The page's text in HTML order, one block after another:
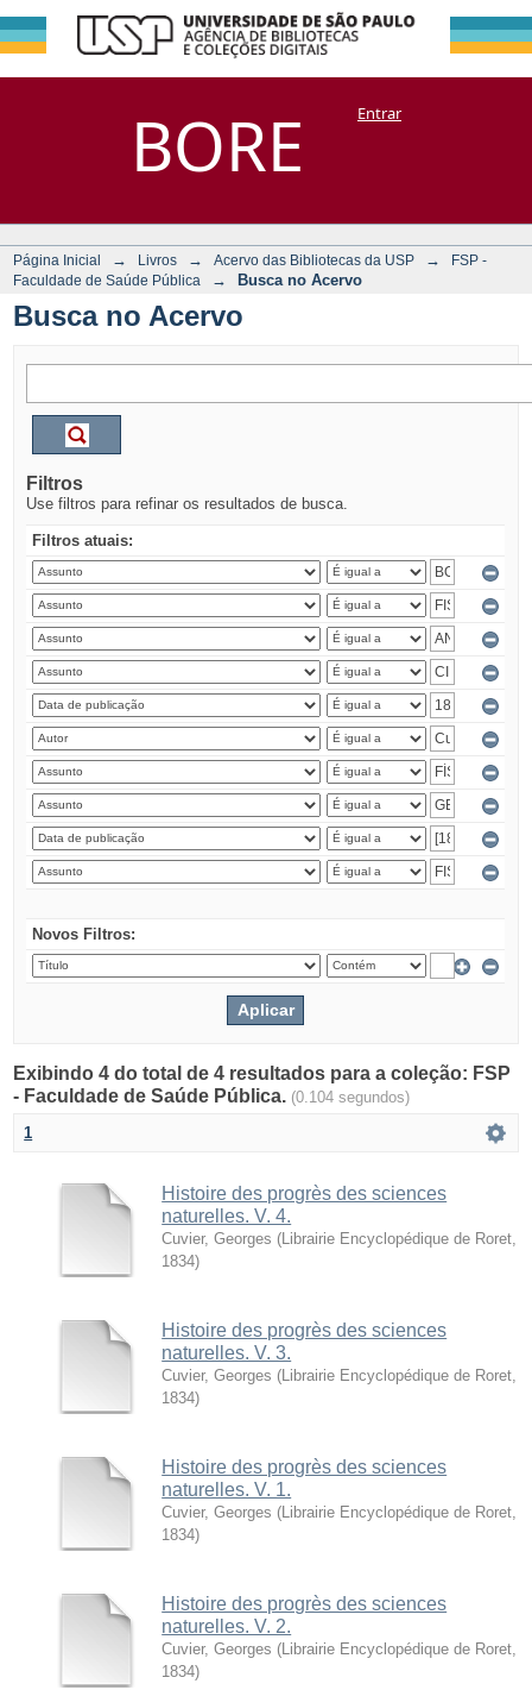
BORE
Busca no Acervo
DSpace/Manakin + CoriscoEntrar
Página Inicial → Livros → Acervo das Bibliotecas da USP →
FSP -
Faculdade de Saúde Pública
→ Busca no Acervo
Busca no Acervo
Filtros
Use filtros para refinar os resultados de busca.
Filtros atuais:
Novos Filtros:
Exibindo 4 do total de 4 resultados para a coleção: FSP
- Faculdade de Saúde Pública. (0.104 segundos)
1
Histoire des progrès des sciences
naturelles. V. 4.
Cuvier, Georges ( Librairie Encyclopédique de Roret
1834)
Histoire des progrès des sciences
naturelles. V. 3.
Cuvier, Georges ( Librairie Encyclopédique de Roret
1834)
Histoire des progrès des sciences
naturelles. V. 1.
Cuvier, Georges ( Librairie Encyclopédique de Roret
1834)
Histoire des progrès des sciences
naturelles. V. 2.
Cuvier, Georges ( Librairie Encyclopédique de Roret
1834)